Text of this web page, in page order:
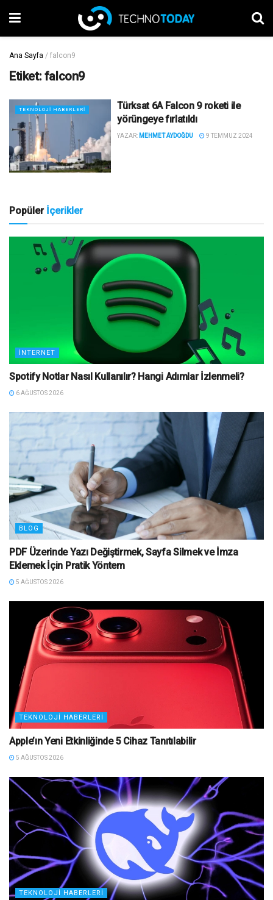
Ana Sayfa / falcon9
Etiket:falcon9
TEKNOLOJI HABERLERI
Türksat 6A Falcon 9 roketi ile
yörüngeye fırlatıldı
YAZAR: MEHMET AYDOĞDU 9 TEMMUZ 2024
Popüler İçerikler
İNTERNET
Spotify Notlar Nasıl Kullanılır? Hangi Adımlar İzlenmeli?
6 AĞUSTOS 2026
BLOG
PDF Üzerinde Yazı Değiştirmek, Sayfa Silmek ve İmza
Eklemek İçin Pratik Yöntem
5 AĞUSTOS 2026
TEKNOLOJI HABERLERI
Apple’ın Yeni Etkinliğinde 5 Cihaz Tanıtılabilir
5 AĞUSTOS 2026
TEKNOLOJI HABERLERI